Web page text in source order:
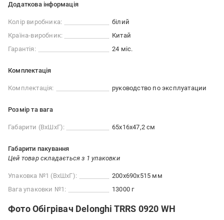
Додаткова інформація
Колір виробника:
білий
Країна-виробник:
Китай
Гарантія:
24 міс.
Комплектація
Комплектація: руководство по эксплуатации
Розмір та вага
Габарити (ВxШxГ): 65х16х47,2 см
Габарити пакування
Цей товар складається з 1 упаковки
Упаковка №1 (ВхШхГ):
200x690x515 мм
Вага упаковки №1:
13000 г
Фото Обігрівач Delonghi TRRS 0920 WH